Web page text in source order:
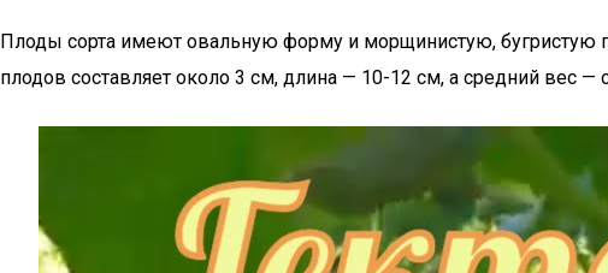
Плоды сорта имеют овальную форму и морщинистую,
плодов составляет около 3 см, длина — 10-12 см, а средний вес —